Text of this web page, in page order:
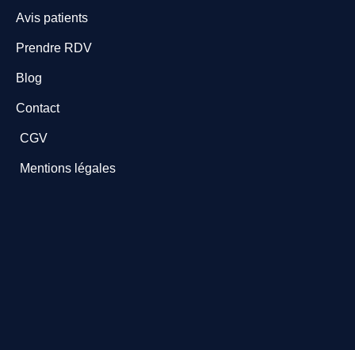
Avis patients
Prendre RDV
Blog
Contact
CGV
Mentions légales